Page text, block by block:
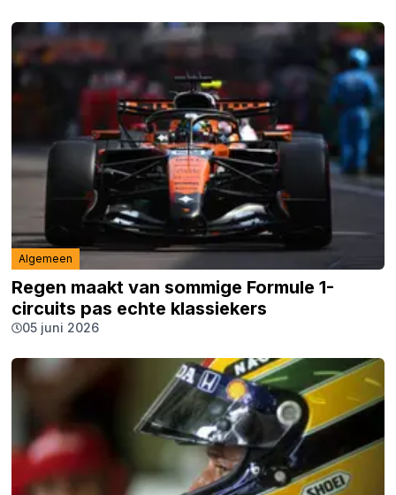
Algemeen
Regen maakt van sommige Formule 1-
circuits pas echte klassiekers
05 juni 2026